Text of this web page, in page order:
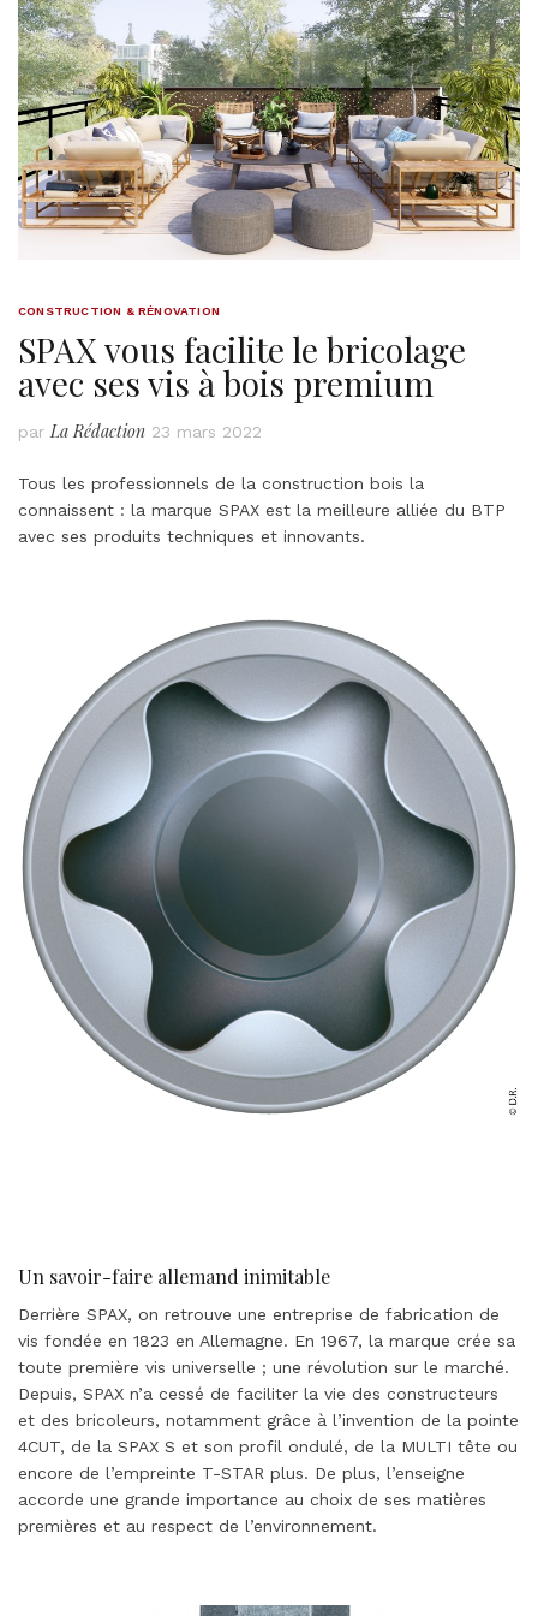
CONSTRUCTION & RÉNOVATION
SPAX vous facilite le bricolage
avec ses vis à bois premium
par La Rédaction 23 mars 2022
Tous les professionnels de la construction bois la
connaissent : la marque SPAX est la meilleure alliée du BTP
avec ses produits techniques et innovants.
Un savoir-faire allemand inimitable
Derrière SPAX, on retrouve une entreprise de fabrication de
vis fondée en 1823 en Allemagne. En 1967, la marque crée sa
toute première vis universelle ; une révolution sur le marché.
Depuis, SPAX n’a cessé de faciliter la vie des constructeurs
et des bricoleurs, notamment grâce à l’invention de la pointe
4CUT, de la SPAX S et son profil ondulé, de la MULTI tête ou
encore de l’empreinte T-STAR plus. De plus, l’enseigne
accorde une grande importance au choix de ses matières
premières et au respect de l’environnement.